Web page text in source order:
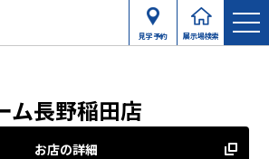
見学予約 展示場検索
ム長野稲田店
お店の詳細